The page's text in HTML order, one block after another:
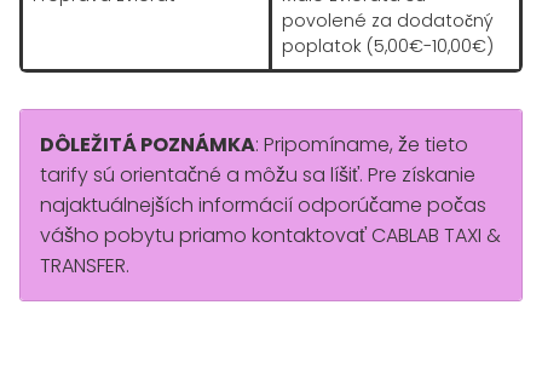
povolené za dodatočný
poplatok (5,00€-10,00€)
DÔLEŽITÁ POZNÁMKA: Pripomíname, že tieto
tarify sú orientačné a môžu sa líšiť. Pre získanie
najaktuálnejších informácií odporúčame počas
vášho pobytu priamo kontaktovať CABLAB TAXI &
TRANSFER.